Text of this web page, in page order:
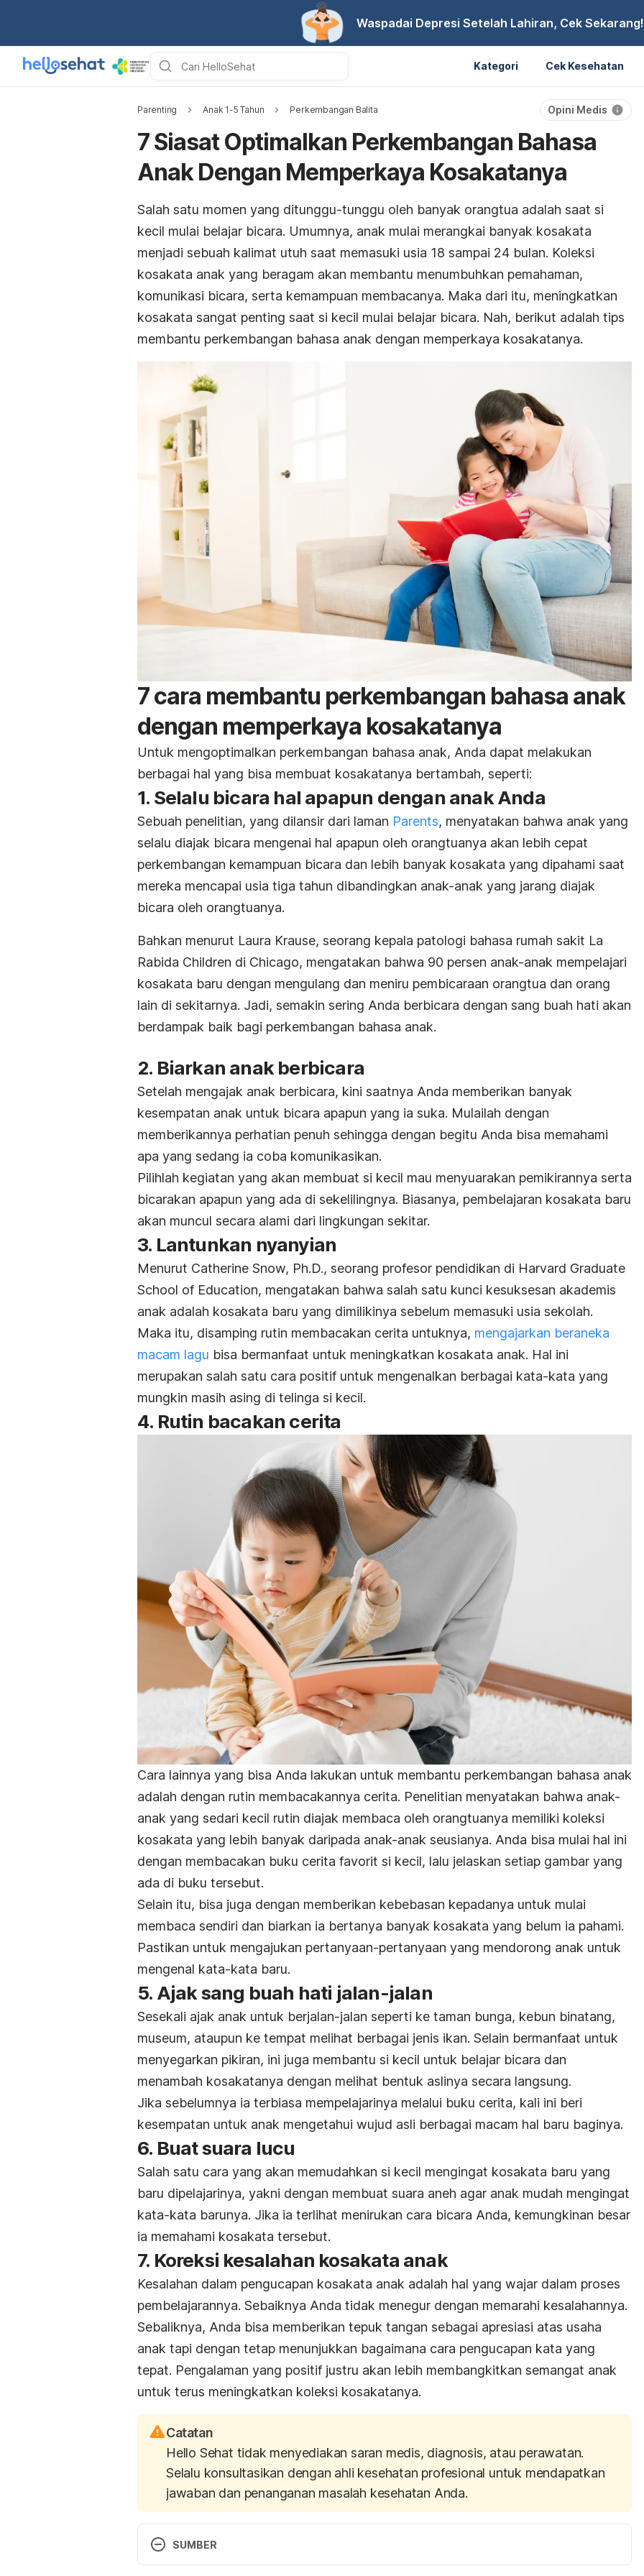
Waspadai Depresi Setelah Lahiran, Cek Sekarang!
Kategori Cek Kesehatan
Parenting Anak 1-5 Tahun Perkembangan Balita Opini Medis
7 Siasat Optimalkan Perkembangan Bahasa
Anak Dengan Memperkaya Kosakatanya
Salah satu momen yang ditunggu-tunggu oleh banyak orangtua adalah saat si
kecil mulai belajar bicara. Umumnya, anak mulai merangkai banyak kosakata
menjadi sebuah kalimat utuh saat memasuki usia 18 sampai 24 bulan. Koleksi
kosakata anak yang beragam akan membantu menumbuhkan pemahaman,
komunikasi bicara, serta kemampuan membacanya. Maka dari itu, meningkatkan
kosakata sangat penting saat si kecil mulai belajar bicara. Nah, berikut adalah tips
membantu perkembangan bahasa anak dengan memperkaya kosakatanya.
7 cara membantu perkembangan bahasa anak
dengan memperkaya kosakatanya
Untuk mengoptimalkan perkembangan bahasa anak, Anda dapat melakukan
berbagai hal yang bisa membuat kosakatanya bertambah, seperti:
1. Selalu bicara hal apapun dengan anak Anda
Sebuah penelitian, yang dilansir dari laman Parents, menyatakan bahwa anak yang
selalu diajak bicara mengenai hal apapun oleh orangtuanya akan lebih cepat
perkembangan kemampuan bicara dan lebih banyak kosakata yang dipahami saat
mereka mencapai usia tiga tahun dibandingkan anak-anak yang jarang diajak
bicara oleh orangtuanya.
Bahkan menurut Laura Krause, seorang kepala patologi bahasa rumah sakit La
Rabida Children di Chicago, mengatakan bahwa 90 persen anak-anak mempelajari
kosakata baru dengan mengulang dan meniru pembicaraan orangtua dan orang
lain di sekitarnya. Jadi, semakin sering Anda berbicara dengan sang buah hati akan
berdampak baik bagi perkembangan bahasa anak.
2. Biarkan anak berbicara
Setelah mengajak anak berbicara, kini saatnya Anda memberikan banyak
kesempatan anak untuk bicara apapun yang ia suka. Mulailah dengan
memberikannya perhatian penuh sehingga dengan begitu Anda bisa memahami
apa yang sedang ia coba komunikasikan.
Pilihlah kegiatan yang akan membuat si kecil mau menyuarakan pemikirannya serta
bicarakan apapun yang ada di sekelilingnya. Biasanya, pembelajaran kosakata baru
akan muncul secara alami dari lingkungan sekitar.
3. Lantunkan nyanyian
Menurut Catherine Snow, Ph.D., seorang profesor pendidikan di Harvard Graduate
School of Education, mengatakan bahwa salah satu kunci kesuksesan akademis
anak adalah kosakata baru yang dimilikinya sebelum memasuki usia sekolah.
Maka itu, disamping rutin membacakan cerita untuknya, mengajarkan beraneka
macam lagu bisa bermanfaat untuk meningkatkan kosakata anak. Hal ini
merupakan salah satu cara positif untuk mengenalkan berbagai kata-kata yang
mungkin masih asing di telinga si kecil.
4. Rutin bacakan cerita
Cara lainnya yang bisa Anda lakukan untuk membantu perkembangan bahasa anak
adalah dengan rutin membacakannya cerita. Penelitian menyatakan bahwa anak-
anak yang sedari kecil rutin diajak membaca oleh orangtuanya memiliki koleksi
kosakata yang lebih banyak daripada anak-anak seusianya. Anda bisa mulai hal ini
dengan membacakan buku cerita favorit si kecil, lalu jelaskan setiap gambar yang
ada di buku tersebut.
Selain itu, bisa juga dengan memberikan kebebasan kepadanya untuk mulai
membaca sendiri dan biarkan ia bertanya banyak kosakata yang belum ia pahami.
Pastikan untuk mengajukan pertanyaan-pertanyaan yang mendorong anak untuk
mengenal kata-kata baru.
5. Ajak sang buah hati jalan-jalan
Sesekali ajak anak untuk berjalan-jalan seperti ke taman bunga, kebun binatang,
museum, ataupun ke tempat melihat berbagai jenis ikan. Selain bermanfaat untuk
menyegarkan pikiran, ini juga membantu si kecil untuk belajar bicara dan
menambah kosakatanya dengan melihat bentuk aslinya secara langsung.
Jika sebelumnya ia terbiasa mempelajarinya melalui buku cerita, kali ini beri
kesempatan untuk anak mengetahui wujud asli berbagai macam hal baru baginya.
6. Buat suara lucu
Salah satu cara yang akan memudahkan si kecil mengingat kosakata baru yang
baru dipelajarinya, yakni dengan membuat suara aneh agar anak mudah mengingat
kata-kata barunya. Jika ia terlihat menirukan cara bicara Anda, kemungkinan besar
ia memahami kosakata tersebut.
7. Koreksi kesalahan kosakata anak
Kesalahan dalam pengucapan kosakata anak adalah hal yang wajar dalam proses
pembelajarannya. Sebaiknya Anda tidak menegur dengan memarahi kesalahannya.
Sebaliknya, Anda bisa memberikan tepuk tangan sebagai apresiasi atas usaha
anak tapi dengan tetap menunjukkan bagaimana cara pengucapan kata yang
tepat. Pengalaman yang positif justru akan lebih membangkitkan semangat anak
untuk terus meningkatkan koleksi kosakatanya.
Catatan
Hello Sehat tidak menyediakan saran medis, diagnosis, atau perawatan.
Selalu konsultasikan dengan ahli kesehatan profesional untuk mendapatkan
jawaban dan penanganan masalah kesehatan Anda.
SUMBER